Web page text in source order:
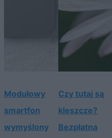
Modułowy
smartfon
wymyślony
Czy tutaj są
kleszcze?
Bezpłatna